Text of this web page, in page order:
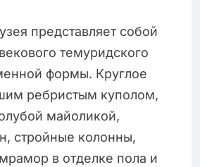
представляет собой
темуридского
формы. Круглое
ребристым куполом,
майоликой,
стройные колонны,
в отделке пола и